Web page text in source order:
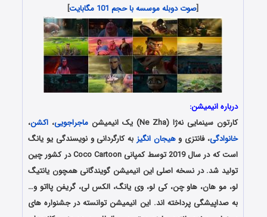
[صوت دوبله موسسه با حجم 101 مگابایت ]
درباره انیمیشن:
کارتون سینمایی نه‌ژا (Ne Zha) یک انیمیشن ماجراجویی، اکشن،
خانوادگی، فانتزی وهیجان انگیز به کارگردانی و نویسندگی یو یانگ
است که در سال 2019 توسط کمپانی Coco Cartoon در کشور چین
تولید شد. در نسخه اصلی این انیمیشن گویندگانی همچون یانتیگ
لو، مو هان، هاو چن، کی لو، وی یانگ، الکس لی، گریفن پااتو و…
به صداپیشگی پرداخته اند. این انیمیشن توانسته در جشنواره های